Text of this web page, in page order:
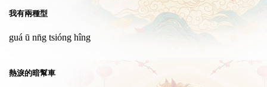
我有兩種型
guá ū nn̄g tsióng hîng
熱淚的暗幫車